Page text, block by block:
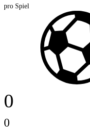
pro Spiel
0
0